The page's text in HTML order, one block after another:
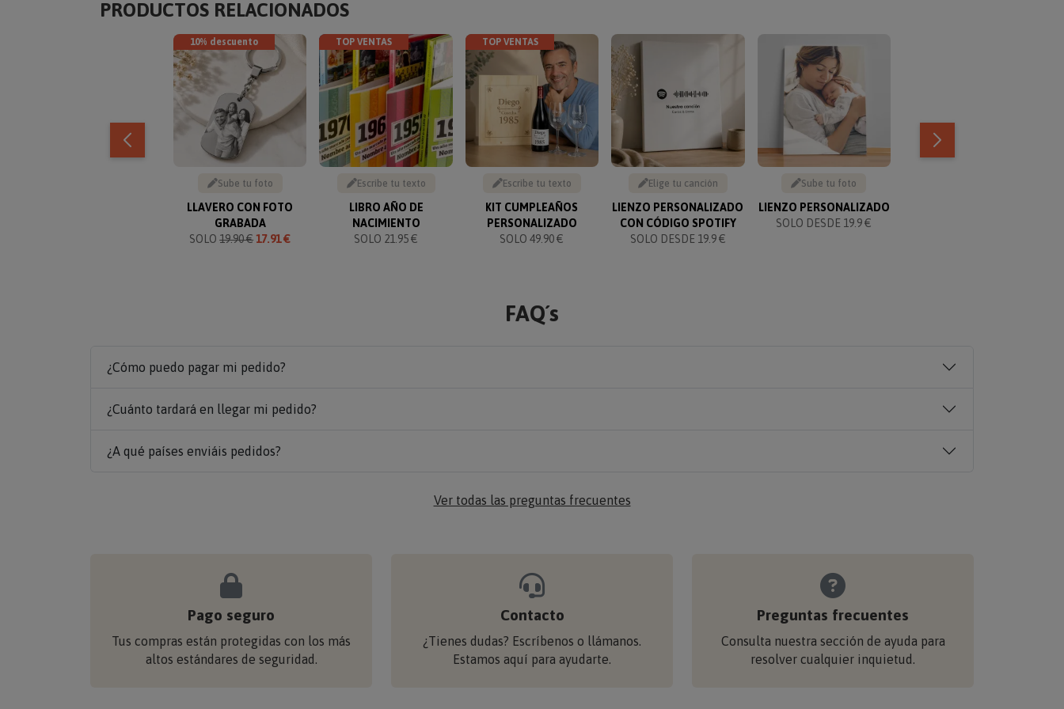
PRODUCTOS RELACIONADOS
10% descuento
Sube tu foto
LLAVERO CON FOTO
GRABADA
SOLO19.90 €17.91 €
TOP VENTAS
Escribe tu texto
LIBRO AÑO DE
NACIMIENTO
SOLO 21.95 €
TOP VENTAS
Escribe tu texto
KIT CUMPLEAÑOS
PERSONALIZADO
SOLO 49.90 €
Elige tu canción
LIENZO PERSONALIZADO
CON CÓDIGO SPOTIFY
SOLO DESDE 19.9 €
Sube tu foto
LIENZO PERSONALIZADO
SOLO DESDE 19.9 €
FAQ´s
¿Cómo puedo pagar mi pedido?
¿Cuánto tardará en llegar mi pedido?
¿A qué países enviáis pedidos?
Ver todas las preguntas frecuentes
Pago seguro
Tus compras están protegidas con los más
altos estándares de seguridad.
Contacto
¿Tienes dudas? Escríbenos o llámanos.
Estamos aquí para ayudarte.
Preguntas frecuentes
Consulta nuestra sección de ayuda para
resolver cualquier inquietud.